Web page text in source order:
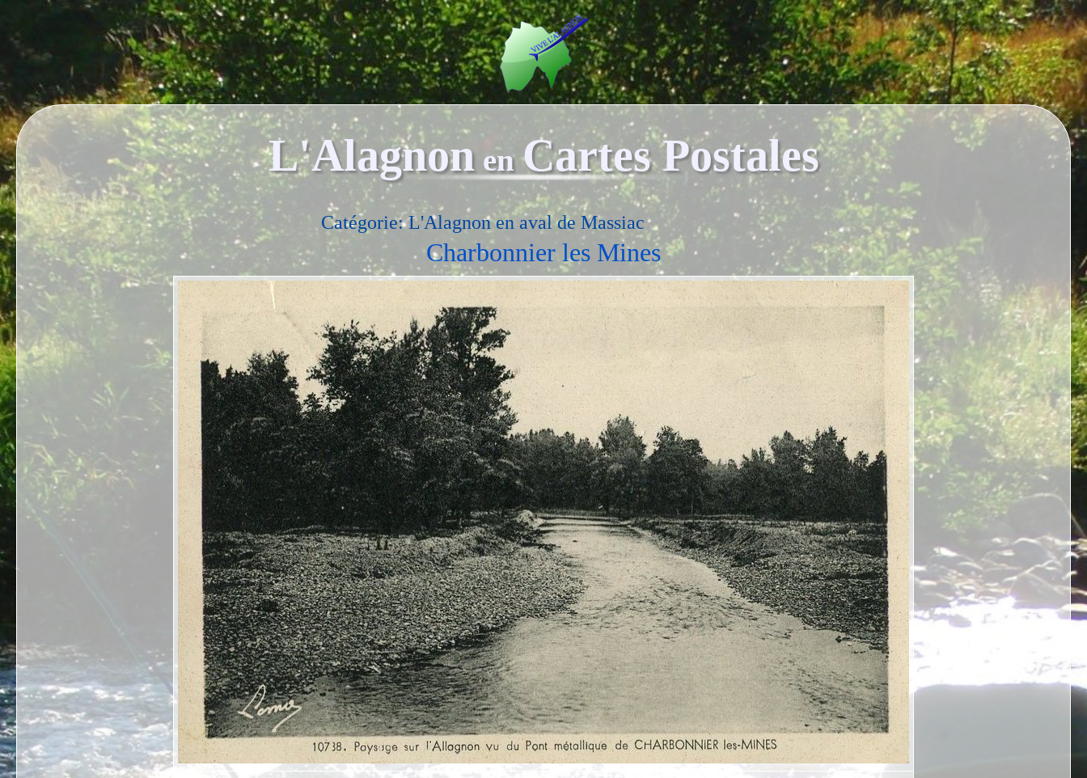
L'AlagnonenCartes Postales
Catégorie: L'Alagnon en aval de Massiac
Charbonnier les Mines